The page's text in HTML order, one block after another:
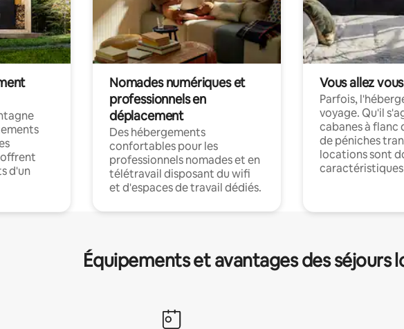
d'un
Nomades numériques et
professionnels en
déplacement
Des hébergements
confortables pour les
professionnels nomades et en
télétravail disposant du wifi
et d'espaces de travail dédiés.
Vous allez
Parfois,
voyage. Qu'il
cabanes à flanc
de péniches
locations sont
caractéristiques
Équipements et avantages des séjours